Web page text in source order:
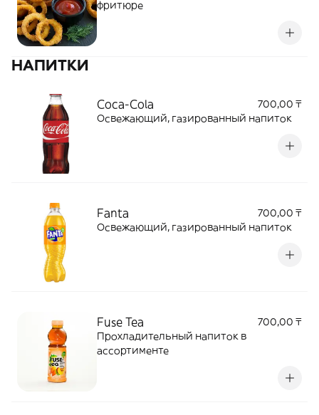
фритюре
НАПИТКИ
Coca-Cola
700,00 ₸
Освежающий, газированный напиток
Fanta
700,00 ₸
Освежающий, газированный напиток
Fuse Tea
700,00 ₸
Прохладительный напиток в
ассортименте